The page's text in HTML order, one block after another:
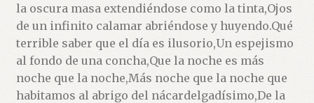
la oscura masa extendiéndose como la tinta,Ojos
de un infinito calamar abriéndose y huyendo.Qué
terrible saber que el día es ilusorio,Un espejismo
al fondo de una concha,Que la noche es más
noche que la noche,Más noche que la noche que
habitamos al abrigo del nácardelgadísimo,De la